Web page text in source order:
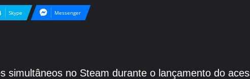
Skype Messenger
simultâneos no Steam durante o lançamento do